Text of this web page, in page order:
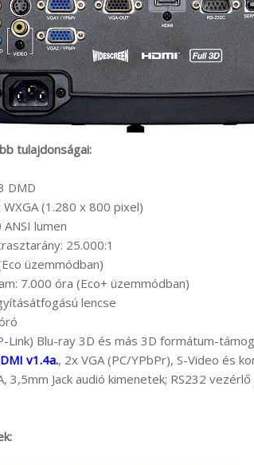
tulajdonságai:
DMD
WXGA (1.280 x 800 pixel)
ANSI lumen
25.000:1
üzemmódban)
7.000 óra (Eco+ üzemmódban)
lencse
Link) Blu-ray 3D és más 3D formátum-
v1.4a., 2x VGA (PC/YPbPr), S-Video és
3,5mm Jack audió kimenetek; RS232